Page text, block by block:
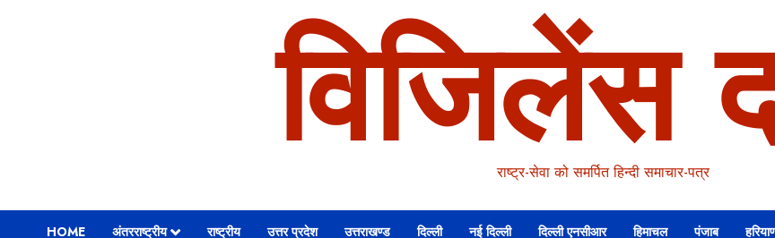
विजिलेंस
राष्ट्र-सेवा को समर्पित हिन्दी समाचार-पत्र
HOME अंतरराष्ट्रीय राष्ट्रीय उत्तर प्रदेश उत्तराखण्ड दिल्ली नई दिल्ली दिल्ली एनसीआर हिमाचल पंजाब